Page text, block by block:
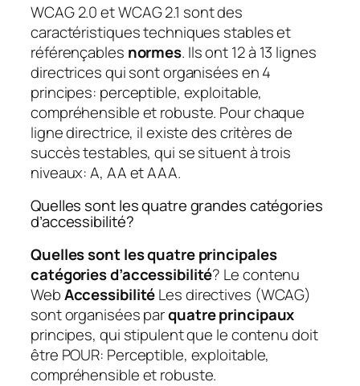
WCAG 2.0 et WCAG 2.1 sont des
caractéristiques techniques stables et
référençables normes. Ils ont 12 à 13 lignes
directrices qui sont organisées en 4
principes: perceptible, exploitable,
compréhensible et robuste. Pour chaque
ligne directrice, il existe des critères de
succès testables, qui se situent à trois
niveaux: A, AA et AAA.
Quelles sont les quatre grandes catégories
d’accessibilité?
Quelles sont les quatre principales
catégories d’accessibilité? Le contenu
WebAccessibilitéLes directives (WCAG)
sont organisées parquatre principaux
principes, qui stipulent que le contenu doit
être POUR: Perceptible, exploitable,
compréhensible et robuste.